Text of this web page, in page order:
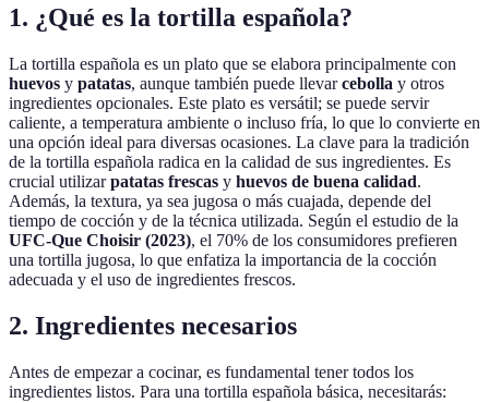
1. ¿Qué es la tortilla española?
La tortilla española es un plato que se elabora principalmente con
huevos y patatas, aunque también puede llevarcebolla y otros
ingredientes opcionales. Este plato es versátil; se puede servir
caliente, a temperatura ambiente o incluso fría, lo que lo convierte en
una opción ideal para diversas ocasiones. La clave para la tradición
de la tortilla española radica en la calidad de sus ingredientes. Es
crucial utilizarpatatas frescas y huevos de buena calidad.
Además, la textura, ya sea jugosa o más cuajada, depende del
tiempo de cocción y de la técnica utilizada. Según el estudio de la
UFC-Que Choisir (2023), el 70% de los consumidores prefieren
una tortilla jugosa, lo que enfatiza la importancia de la cocción
adecuada y el uso de ingredientes frescos.
2. Ingredientes necesarios
Antes de empezar a cocinar, es fundamental tener todos los
ingredientes listos. Para una tortilla española básica, necesitarás: